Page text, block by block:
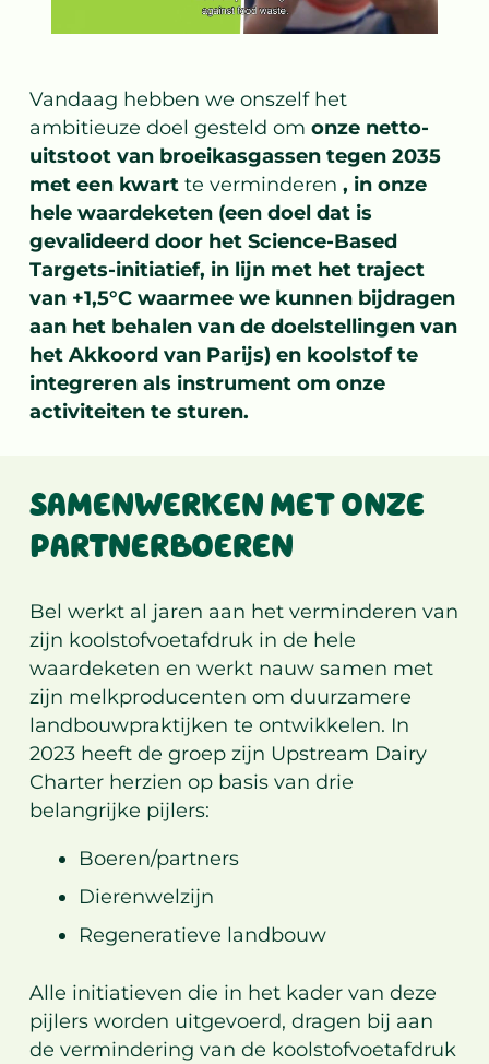
Vandaag hebben we onszelf het
ambitieuze doel gesteld om onze netto-
uitstoot van broeikasgassen tegen 2035
met een kwart te verminderen , in onze
hele waardeketen (een doel dat is
gevalideerd door het Science-Based
Targets-initiatief, in lijn met het traject
van +1,5°C waarmee we kunnen bijdragen
aan het behalen van de doelstellingen van
het Akkoord van Parijs) en koolstof te
integreren als instrument om onze
activiteiten te sturen.
SAMENWERKEN MET ONZE
PARTNERBOEREN
Bel werkt al jaren aan het verminderen van
zijn koolstofvoetafdruk in de hele
waardeketen en werkt nauw samen met
zijn melkproducenten om duurzamere
landbouwpraktijken te ontwikkelen. In
2023 heeft de groep zijn Upstream Dairy
Charter herzien op basis van drie
belangrijke pijlers:
Boeren/partners
Dierenwelzijn
Regeneratieve landbouw
Alle initiatieven die in het kader van deze
pijlers worden uitgevoerd, dragen bij aan
de vermindering van de koolstofvoetafdruk